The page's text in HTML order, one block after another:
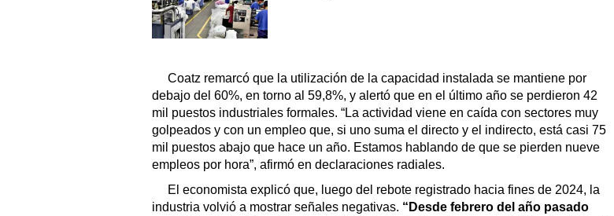
Coatz remarcó que la utilización de la capacidad instalada se mantiene por
debajo del 60%, en torno al 59,8%, y alertó que en el último año se perdieron 42
mil puestos industriales formales. “La actividad viene en caída con sectores muy
golpeados y con un empleo que, si uno suma el directo y el indirecto, está casi 75
mil puestos abajo que hace un año. Estamos hablando de que se pierden nueve
empleos por hora”, afirmó en declaraciones radiales.
El economista explicó que, luego del rebote registrado hacia fines de 2024, la
industria volvió a mostrar señales negativas. “Desde febrero del año pasado